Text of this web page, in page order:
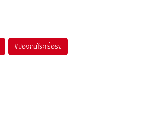
#ป้องกันโรคเรื้อรัง